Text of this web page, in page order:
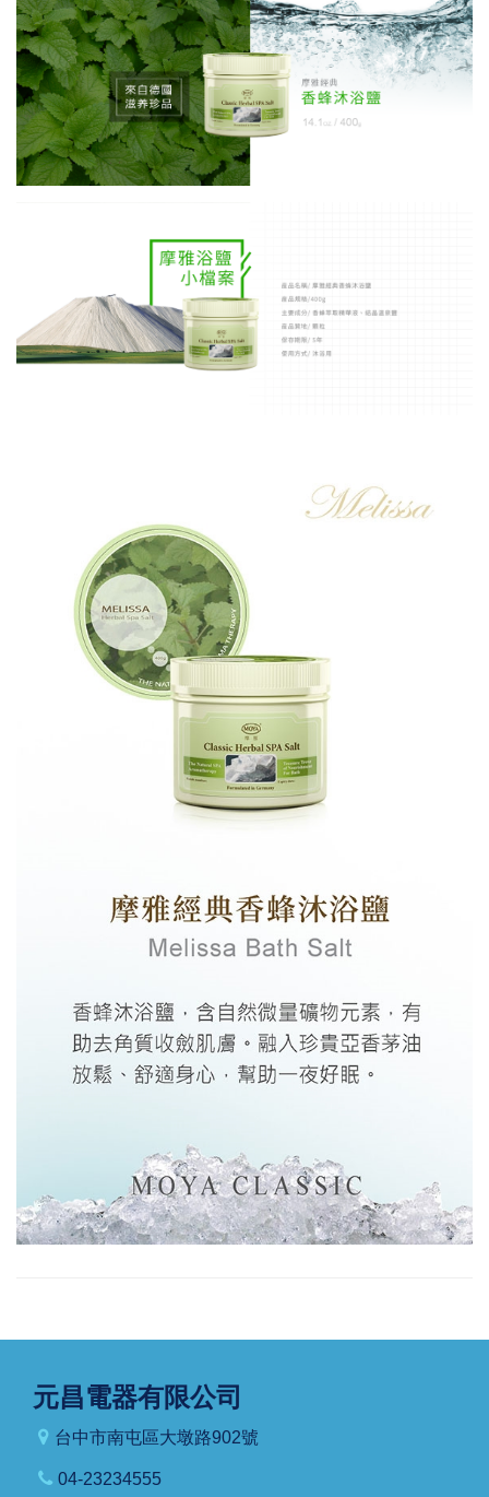
元昌電器有限公司
台中市南屯區大墩路902號
04-23234555